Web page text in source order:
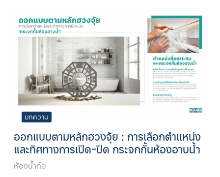
บทความ
ออกแบบตามหลักฮวงจุ้ย : การเลือกตำแหน่ง
และทิศทางการเปิด-ปิด กระจกกั้นห้องอาบน้ำ
ห้องน้ำถือ